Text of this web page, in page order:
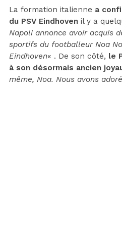
La formation italienne a
du PSV Eindhoven il y a
Napoli annonce avoir acquis
sportifs du footballeur Noa
Eindhoven« . De son côté, le
à son désormais ancien
même, Noa. Nous avons